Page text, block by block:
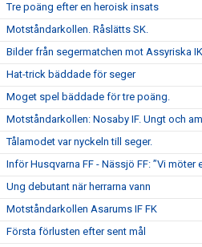
Tre poäng efter en heroisk insats
Motståndarkollen. Råslätts SK.
Bilder från segermatchen mot Assyriska IK
Hat-trick bäddade för seger
Moget spel bäddade för tre poäng.
Motståndarkollen: Nosaby IF. Ungt och
Tålamodet var nyckeln till seger.
Inför Husqvarna FF - Nässjö FF: ”Vi möter
Ung debutant när herrarna vann
Motståndarkollen Asarums IF FK
Första förlusten efter sent mål